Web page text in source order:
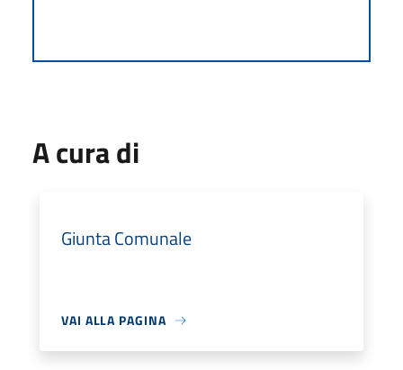
A cura di
Giunta Comunale
VAI ALLA PAGINA